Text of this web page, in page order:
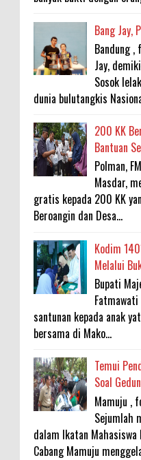
Bang Jay,
Bandung
Jay,
Sosok
dunia bulutangkis
200 KK
Bantuan
Polman,
Masdar,
gratis kepada 200 KK
Beroangin dan Desa...
Kodim
Melalui
Bupati
santunan kepada anak
bersama di Mako...
Temui
Soal
Mamuju ,
Sejumlah
dalam Ikatan Mahasiswa
Cabang Mamuju